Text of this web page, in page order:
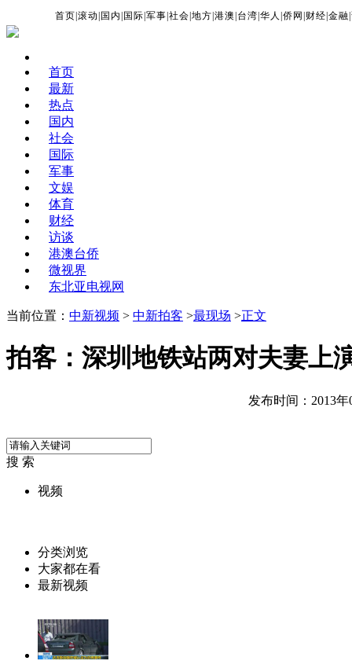
首页 |滚动 国内 国际 |军事 |社会 |地方 |港澳 台湾 |华人 |侨网 财经 |金融 |
首页
最新
热点
国内
社会
国际
军事
文娱
体育
财经
访谈
港澳台侨
微视界
东北亚电视网
当前位置： 中新视频 > 中新拍客 >最现场 >正文
拍客：深圳地铁站两对夫妻上
发布时间：2013年
搜 索
视频
分类浏览
大家都在看
最新视频